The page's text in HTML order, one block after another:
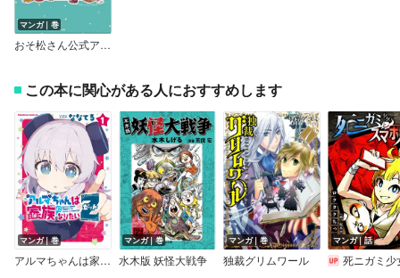
マンガ｜巻
おそ松さん公式アンソロジーコミック NEET GOING ON！ 1
この本に関心がある人におすすめします
マンガ｜巻
アルマちゃんは家族になりたいZ
マンガ｜巻
水木版 妖怪大戦争
マンガ｜巻
独裁グリムワール
マンガ｜話
死ニガミ少女とスマ